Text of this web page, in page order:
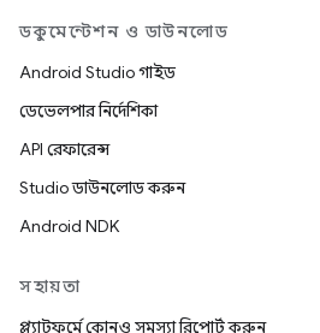
ডকুমেন্টেশন ও ডাউনলোড
Android Studio গাইড
ডেভেলপার নির্দেশিকা
API রেফারেন্স
Studio ডাউনলোড করুন
Android NDK
সহায়তা
প্ল্যাটফর্মে কোনও সমস্যা রিপোর্ট করুন